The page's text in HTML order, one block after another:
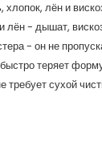
лён и
лён - дышат,
- он не
быстро теряет
требует сухой